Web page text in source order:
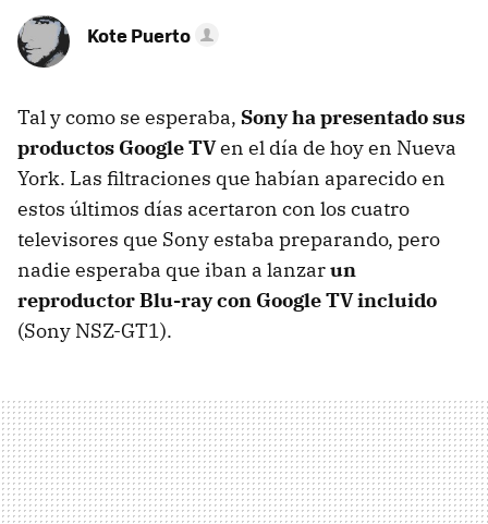
Kote Puerto
Tal y como se esperaba, Sony ha presentado sus
productos Google TVen el día de hoy en Nueva
York. Las filtraciones que habían aparecido en
estos últimos días acertaron con los cuatro
televisores que Sony estaba preparando, pero
nadie esperaba que iban a lanzarun
reproductor Blu-ray con Google TV incluido
(Sony NSZ-GT1).